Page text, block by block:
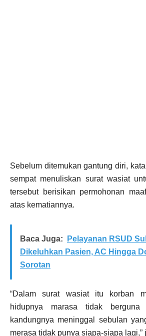
Sebelum ditemukan gantung diri,
sempat menuliskan surat wasiat
tersebut berisikan permohonan
atas kematiannya.
Baca Juga:
Pelayanan RSUD
Dikeluhkan Pasien, AC Hingga
Sorotan
“Dalam surat wasiat itu korban
hidupnya marasa tidak
kandungnya meninggal sebulan
merasa tidak punya siapa-siapa lagi,”